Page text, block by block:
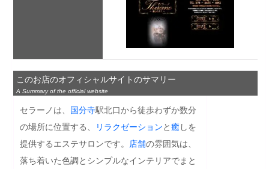
このお店のオフィシャルサイトのサマリー
A Summary of the official website
セラーノは、 国分寺駅北口から徒歩わずか数分
の場所に位置する、
リラクゼーションと癒 しを
提供するエステサロンです。
店舗の雰囲気は、
落ち着いた色調とシンプルなインテリアでまと